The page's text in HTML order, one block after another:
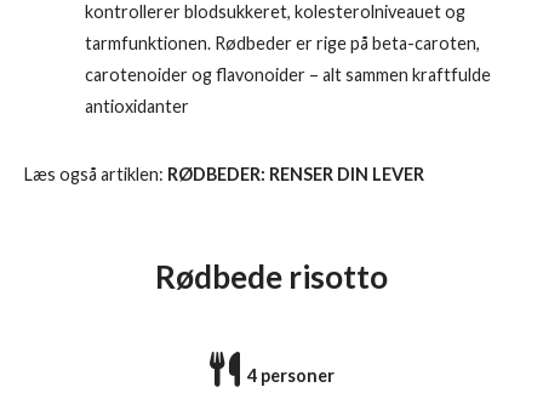
kontrollerer blodsukkeret, kolesterolniveauet og
tarmfunktionen. Rødbeder er rige på beta-caroten,
carotenoider og flavonoider – alt sammen kraftfulde
antioxidanter
Læs også artiklen: RØDBEDER: RENSER DIN LEVER
Rødbede risotto
4 personer